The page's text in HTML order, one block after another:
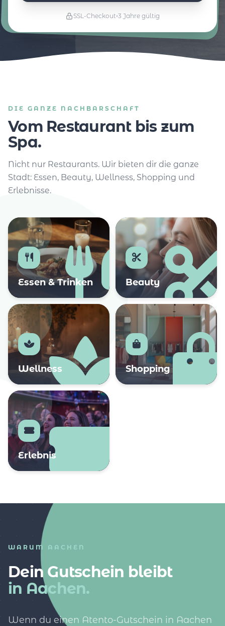
SSL-Checkout 3 Jahre gültig
DIE GANZE NACHBARSCHAFT
Vom Restaurant bis zum
Spa.
Nicht nur Restaurants. Wir bieten dir die ganze
Stadt: Essen, Beauty, Wellness, Shopping und
Erlebnisse.
Essen & Trinken Beauty
Wellness Shopping
Erlebnis
WARUM AACHEN
Dein Gutschein bleibt
in Aachen.
Wenn du einen Atento-Gutschein in Aachen